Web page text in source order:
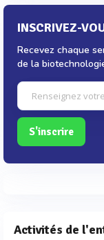
INSCRIVEZ-
Recevez chaque
de la
S'inscrire
Activités de